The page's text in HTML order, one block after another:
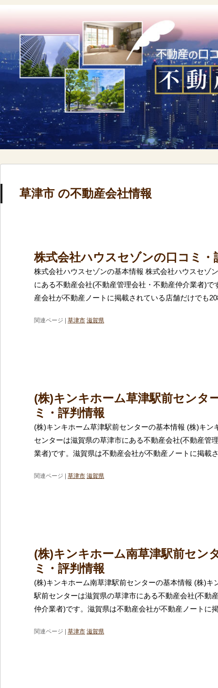
草津市 の不動産会社情報
株式会社ハウスセゾンの口コミ・
株式会社ハウスセゾンの基本情報 株式会社ハウスセゾ
にある不動産会社(不動産管理会社・不動産仲介業者)で
産会社が不動産ノートに掲載されている店舗だけでも
関連ページ | 草津市 滋賀県
(株)キンキホーム草津駅前センタ
ミ・評判情報
(株)キンキホーム草津駅前センターの基本情報 (株)キン
センターは滋賀県の草津市にある不動産会社(不動産管
業者)です。滋賀県は不動産会社が不動産ノートに掲載
関連ページ | 草津市 滋賀県
(株)キンキホーム南草津駅前セン
ミ・評判情報
(株)キンキホーム南草津駅前センターの基本情報 (株)キ
駅前センターは滋賀県の草津市にある不動産会社(不動
仲介業者)です。滋賀県は不動産会社が不動産ノートに
関連ページ | 草津市 滋賀県